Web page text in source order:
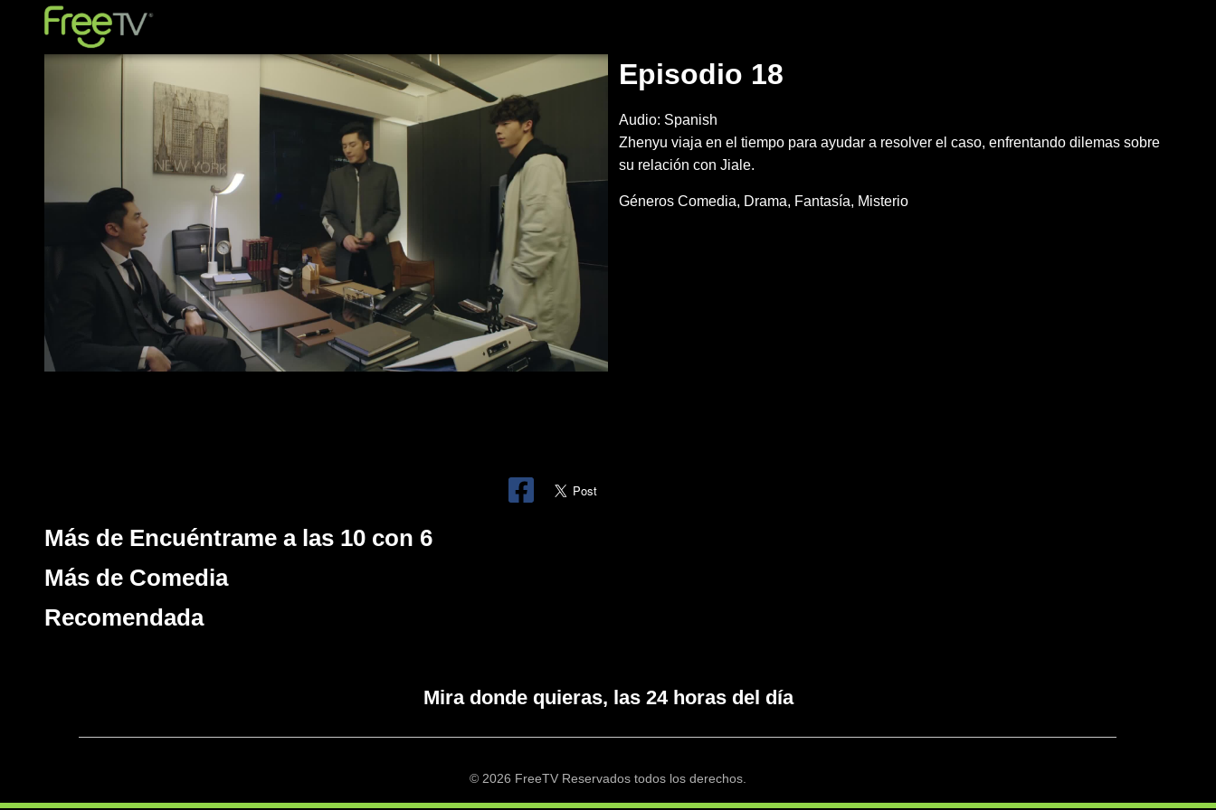
Episodio 18
Audio: Spanish
Zhenyu viaja en el tiempo para ayudar a resolver el caso, enfrentando dilemas sobre
su relación con Jiale.
Géneros Comedia Drama Fantasía Misterio
Más de Encuéntrame a las 10 con 6
Más de Comedia
Recomendada
Mira donde quieras, las 24 horas del día
© 2026 FreeTV Reservados todos los derechos.